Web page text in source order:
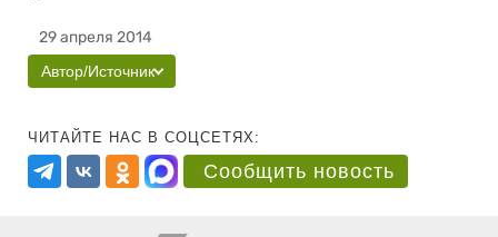
29 апреля 2014
Автор/Источник
ЧИТАЙТЕ НАС В СОЦСЕТЯХ:
Сообщить новость